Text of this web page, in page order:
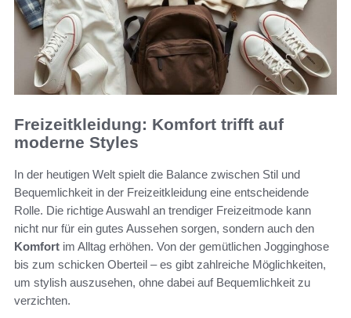
Freizeitkleidung: Komfort trifft auf
moderne Styles
In der heutigen Welt spielt die Balance zwischen Stil und
Bequemlichkeit in der Freizeitkleidung eine entscheidende
Rolle. Die richtige Auswahl an trendiger Freizeitmode kann
nicht nur für ein gutes Aussehen sorgen, sondern auch den
Komfort im Alltag erhöhen. Von der gemütlichen Jogginghose
bis zum schicken Oberteil – es gibt zahlreiche Möglichkeiten,
um stylish auszusehen, ohne dabei auf Bequemlichkeit zu
verzichten.